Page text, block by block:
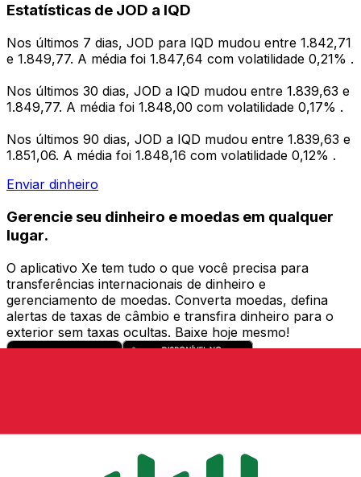
Estatísticas de JOD a IQD
Nos últimos 7 dias, JOD para IQD mudou entre 1.842,71
e 1.849,77. A média foi 1.847,64 com volatilidade 0,21% .
Nos últimos 30 dias, JOD a IQD mudou entre 1.839,63 e
1.849,77. A média foi 1.848,00 com volatilidade 0,17% .
Nos últimos 90 dias, JOD a IQD mudou entre 1.839,63 e
1.851,06. A média foi 1.848,16 com volatilidade 0,12% .
Enviar dinheiro
Gerencie seu dinheiro e moedas em qualquer
lugar.
O aplicativo Xe tem tudo o que você precisa para
transferências internacionais de dinheiro e
gerenciamento de moedas. Converta moedas, defina
alertas de taxas de câmbio e transfira dinheiro para o
exterior sem taxas ocultas. Baixe hoje mesmo!